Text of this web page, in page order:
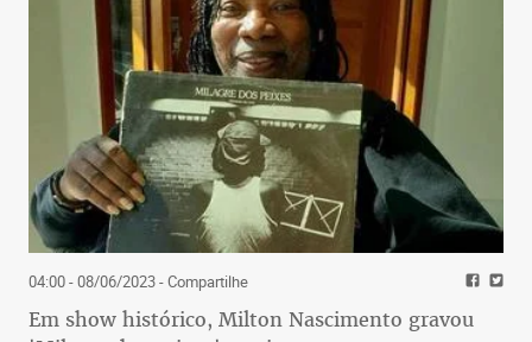
04:00 - 08/06/2023- Compartilhe
Em show histórico, Milton Nascimento gravou